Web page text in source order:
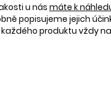
u nás máte k
popisujeme jejich
produktu vždy